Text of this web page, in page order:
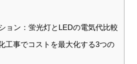
ョン：蛍光灯とLEDの電気代比較
工事でコストを最大化する3つの